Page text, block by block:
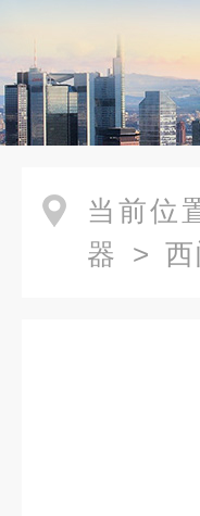
当前位
器 > 西